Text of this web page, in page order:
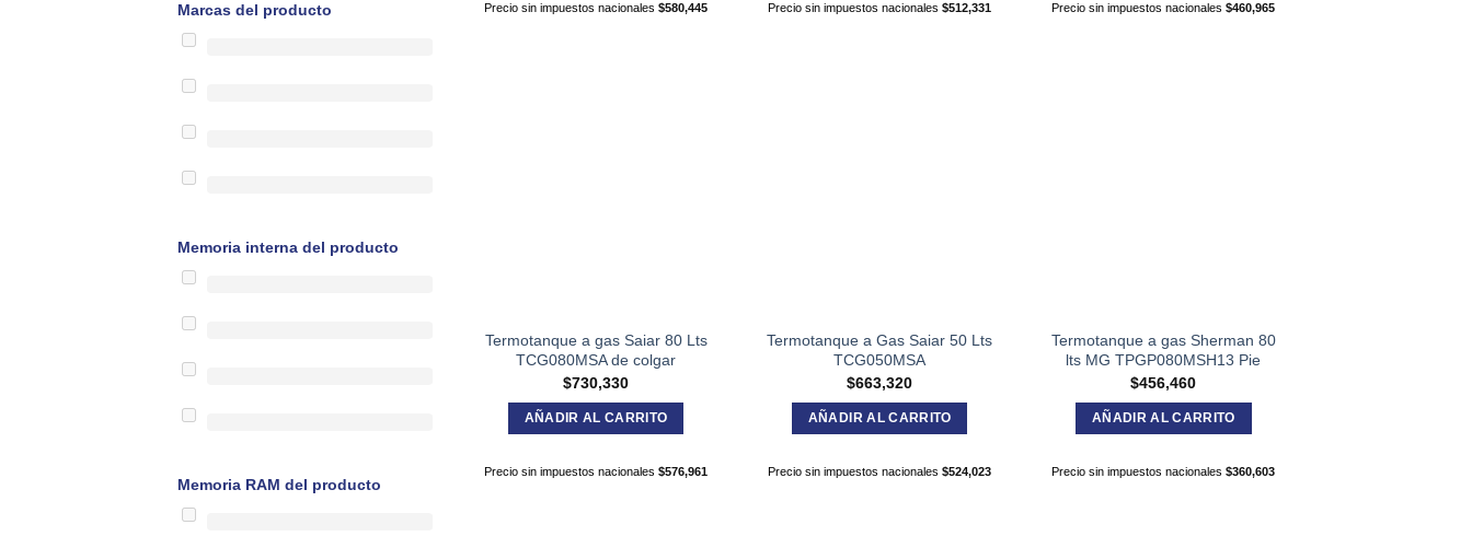
Marcas del producto
Memoria interna del producto
Memoria RAM del producto
Precio sin impuestos nacionales$580,445 Precio sin impuestos nacionales$512,331 Precio sin impuestos nacionales$460,965
Termotanque a gas Saiar 80 Lts
TCG080MSA de colgar
$730,330
AÑADIR AL CARRITO
Precio sin impuestos nacionales$576,961
Termotanque a Gas Saiar 50 Lts
TCG050MSA
$663,320
AÑADIR AL CARRITO
Precio sin impuestos nacionales$524,023
Termotanque a gas Sherman 80
lts MG TPGP080MSH13 Pie
$456,460
AÑADIR AL CARRITO
Precio sin impuestos nacionales$360,603